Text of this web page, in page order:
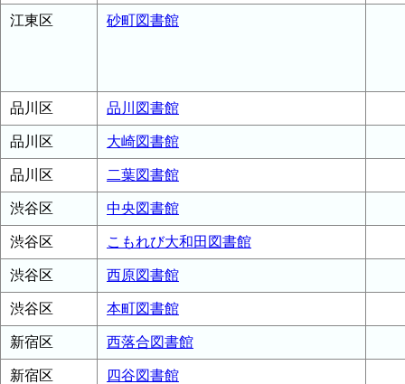
江東区 砂町図書館
品川区 品川図書館
品川区 大崎図書館
品川区 二葉図書館
渋谷区 中央図書館
渋谷区 こもれび大和田図書館
渋谷区 西原図書館
渋谷区 本町図書館
新宿区 西落合図書館
新宿区 四谷図書館